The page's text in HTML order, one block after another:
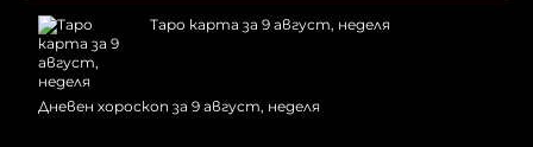
Таро карта за 9 август, неделя
Дневен хороскоп за 9 август, неделя